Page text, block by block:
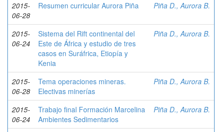
2015-
06-28
Resumen curricular Aurora Piña Piña D., Aurora B.
2015-
06-24
Sistema del Rift continental del
Este de África y estudio de tres
casos en Suráfrica, Etiopía y
Kenia
Piña D., Aurora B.
2015-
06-28
Tema operaciones mineras.
Electivas minerías
Piña D., Aurora B.
2015-
06-24
Trabajo final Formación Marcelina
Ambientes Sedimentarios
Piña D., Aurora B.